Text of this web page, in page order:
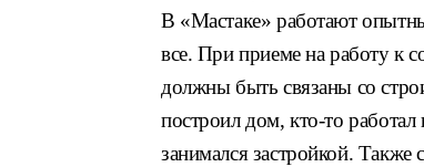
В «Мастаке» работают
все. При приеме на работу к
должны быть связаны со
построил дом, кто-то работал
занимался застройкой. Также